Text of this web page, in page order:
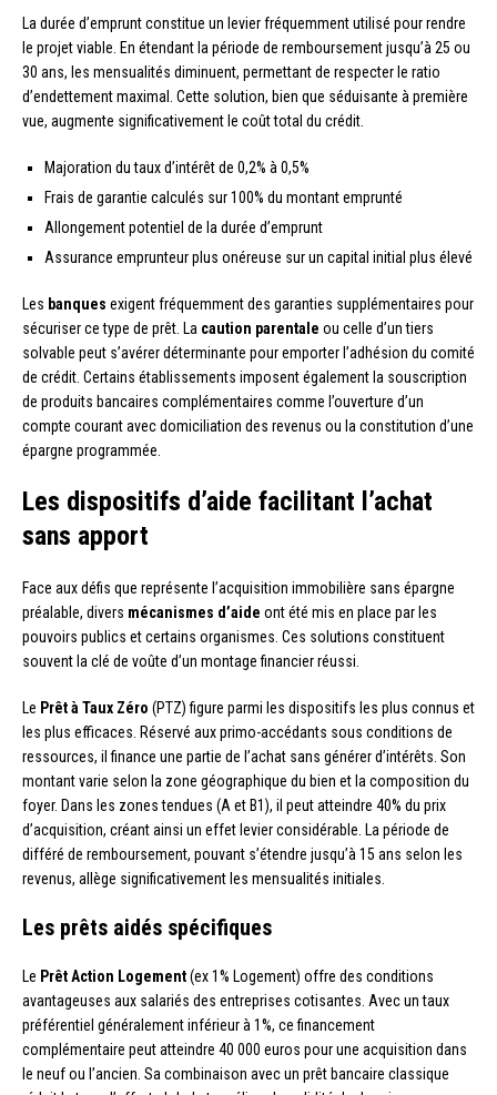
La durée d’emprunt constitue un levier fréquemment utilisé pour rendre
le projet viable. En étendant la période de remboursement jusqu’à 25 ou
30 ans, les mensualités diminuent, permettant de respecter le ratio
d’endettement maximal. Cette solution, bien que séduisante à première
vue, augmente significativement le coût total du crédit.
Majoration du taux d’intérêt de 0,2% à 0,5%
Frais de garantie calculés sur 100% du montant emprunté
Allongement potentiel de la durée d’emprunt
Assurance emprunteur plus onéreuse sur un capital initial plus élevé
Les banques exigent fréquemment des garanties supplémentaires pour
sécuriser ce type de prêt. La caution parentale ou celle d’un tiers
solvable peut s’avérer déterminante pour emporter l’adhésion du comité
de crédit. Certains établissements imposent également la souscription
de produits bancaires complémentaires comme l’ouverture d’un
compte courant avec domiciliation des revenus ou la constitution d’une
épargne programmée.
Les dispositifs d’aide facilitant l’achat
sans apport
Face aux défis que représente l’acquisition immobilière sans épargne
préalable, divers mécanismes d’aide ont été mis en place par les
pouvoirs publics et certains organismes. Ces solutions constituent
souvent la clé de voûte d’un montage financier réussi.
Le Prêt à Taux Zéro (PTZ) figure parmi les dispositifs les plus connus et
les plus efficaces. Réservé aux primo-accédants sous conditions de
ressources, il finance une partie de l’achat sans générer d’intérêts. Son
montant varie selon la zone géographique du bien et la composition du
foyer. Dans les zones tendues (A et B1), il peut atteindre 40% du prix
d’acquisition, créant ainsi un effet levier considérable. La période de
différé de remboursement, pouvant s’étendre jusqu’à 15 ans selon les
revenus, allège significativement les mensualités initiales.
Les prêts aidés spécifiques
Le Prêt Action Logement(ex 1% Logement) offre des conditions
avantageuses aux salariés des entreprises cotisantes. Avec un taux
préférentiel généralement inférieur à 1%, ce financement
complémentaire peut atteindre 40 000 euros pour une acquisition dans
le neuf ou l’ancien. Sa combinaison avec un prêt bancaire classique